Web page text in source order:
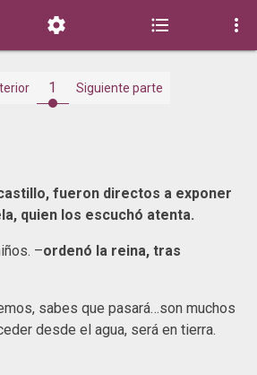
  
1 Siguiente parte
fueron directos a exponer
quien los escuchó atenta.
–ordenó la reina, tras
sabes que pasará…son muchos
desde el agua, será en tierra.